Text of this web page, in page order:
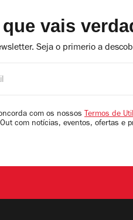
vais
Seja o primerio a
com os nossos Termos de
com notícias, eventos, ofertas e